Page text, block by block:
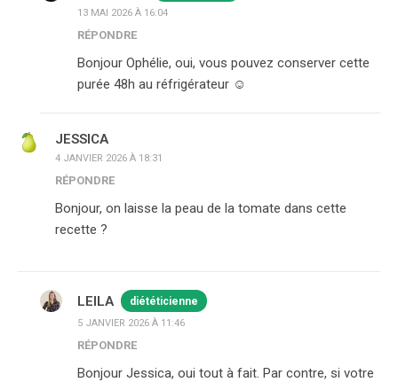
13 MAI 2026 À 16:04
RÉPONDRE
Bonjour Ophélie, oui, vous pouvez conserver cette
purée 48h au réfrigérateur ☺️
JESSICA
4 JANVIER 2026 À 18:31
RÉPONDRE
Bonjour, on laisse la peau de la tomate dans cette
recette ?
LEILA diététicienne
5 JANVIER 2026 À 11:46
RÉPONDRE
Bonjour Jessica, oui tout à fait. Par contre, si votre